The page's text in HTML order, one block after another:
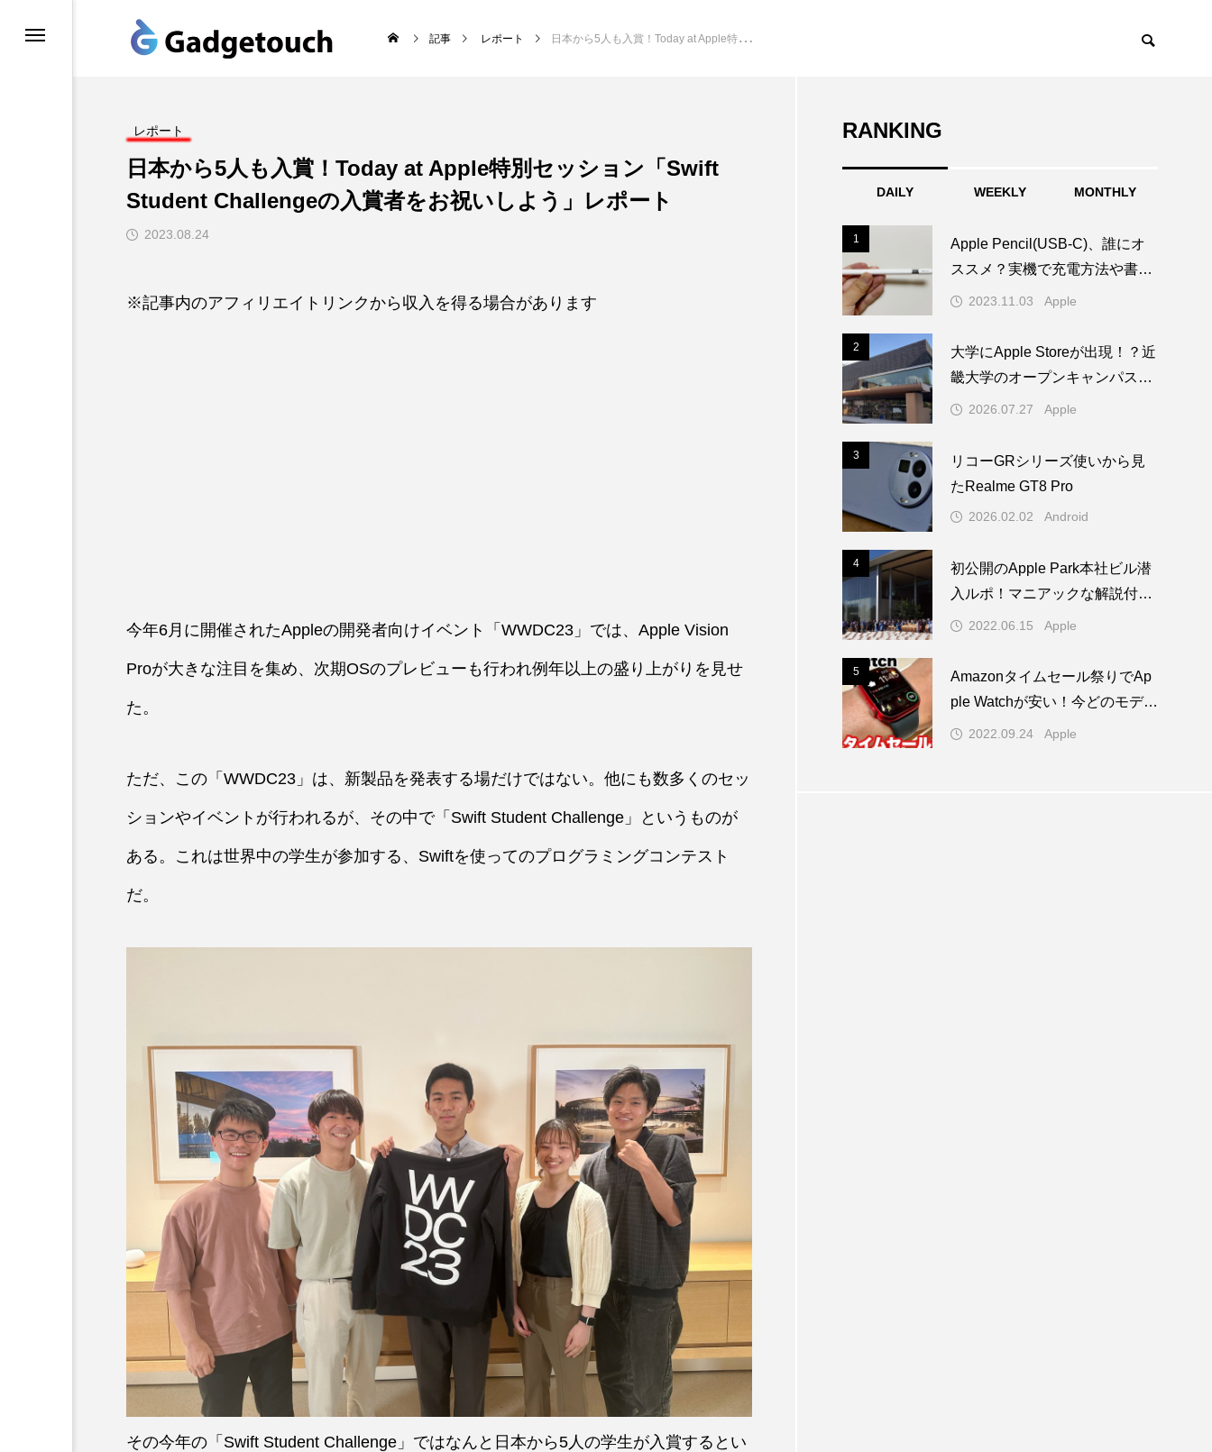
記事 レポート 日本から5人も入賞！Today at Apple特別セッション「Swift Student Challengeの入賞者をお祝いしよう」レポート
レポート
日本から5人も入賞！Today at Apple特別セッション「Swift
Student Challengeの入賞者をお祝いしよう」レポート
2023.08.24
※記事内のアフィリエイトリンクから収入を得る場合があります
今年6月に開催されたAppleの開発者向けイベント「WWDC23」では、Apple Vision
Proが大きな注目を集め、次期OSのプレビューも行われ例年以上の盛り上がりを見せ
た。
ただ、この「WWDC23」は、新製品を発表する場だけではない。他にも数多くのセッ
ションやイベントが行われるが、その中で「Swift Student Challenge」というものが
ある。これは世界中の学生が参加する、Swiftを使ってのプログラミングコンテスト
だ。
その今年の「Swift Student Challenge」ではなんと日本から5人の学生が入賞するとい
RANKING
DAILY WEEKLY MONTHLY
1
Apple Pencil(USB-C)、誰にオ
ススメ？実機で充電方法や書き
心地を試してみた！
2023.11.03 Apple
2
大学にApple Storeが出現！？近
畿大学のオープンキャンパスに
1日限りの特別なAppleブースが
2026.07.27 Apple
3
リコーGRシリーズ使いから見
たRealme GT8 Pro
2026.02.02 Android
4
初公開のApple Park本社ビル潜
入ルポ！マニアックな解説付き
／WWDC22 ー 1/2
2022.06.15 Apple
5
Amazonタイムセール祭りでAp
ple Watchが安い！今どのモデル
を買うべき！？
2022.09.24 Apple